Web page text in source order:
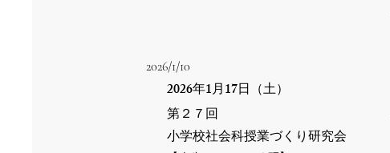
2026/1/10
2026年1月 17日（土）
第２７回
小学校社会科授業づくり研究会